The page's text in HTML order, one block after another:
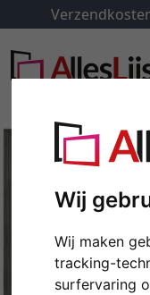
Wij
Wij maken
tracking-
surfervaring